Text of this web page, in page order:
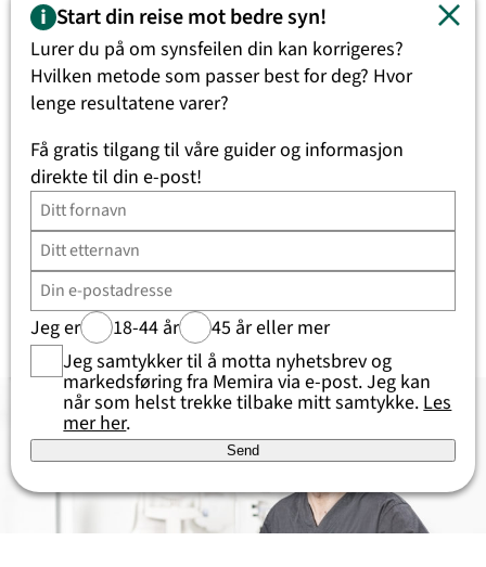
Vi stiller høye krav til vår egenkvalitetssikringfor å
sikre resultater og trygghet i verdensklasse. Vi bidrar
også til å øke kunnskapen om synskorrigerende
Siste oppdatering: 2026-03-18
Andre har også lest
Start din reise mot bedre syn!
Lurer du på om synsfeilen din kan korrigeres?
Hvilken metode som passer best for deg? Hvor
lenge resultatene varer?
Få gratis tilgang til våre guider og informasjon
direkte til din e-post!
Jeg er 18-44 år
45 år eller mer
Jeg samtykker til å motta nyhetsbrev og
markedsføring fra Memira via e-post. Jeg kan
når som helst trekke tilbake mitt samtykke. Les
mer her.
Send